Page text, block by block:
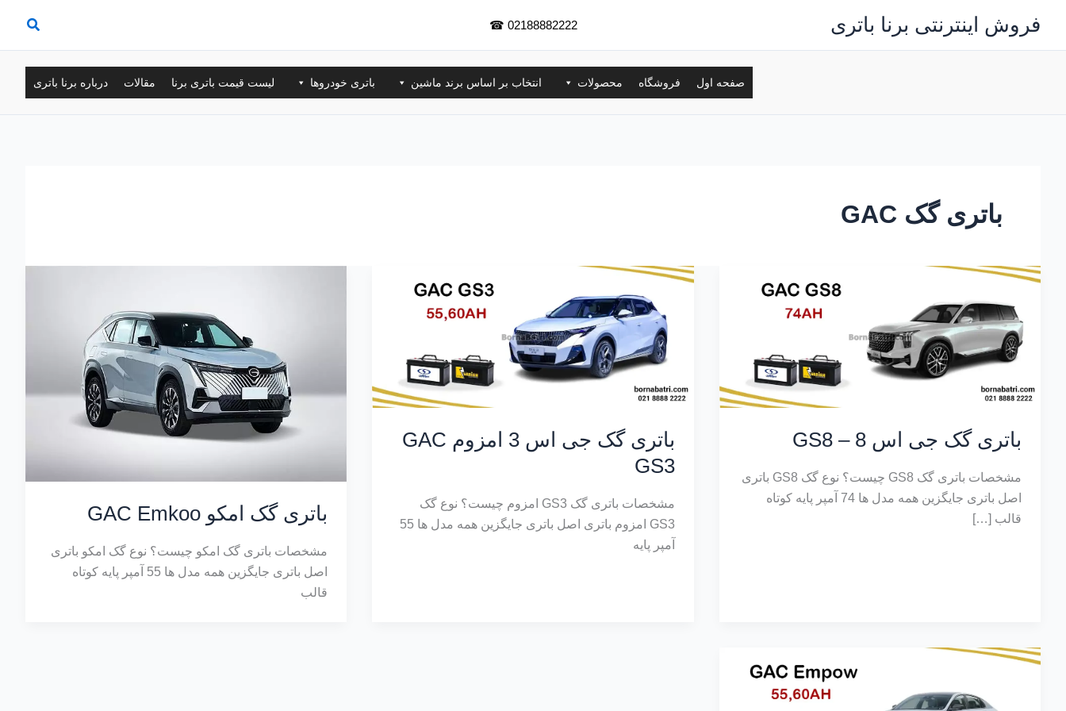
محتوا
فروش اینترنتی برنا باتری 02188882222
☎
صفحه اول فروشگاه محصولات انتخاب بر اساس برند ماشین باتری خودروها لیست قیمت باتری برنا مقالات درباره برنا باتری
باتری گک GAC
باتری گک جی اس 8 – GS8
مشخصات باتری گک GS8 چیست؟ نوع گک GS8 باتری
اصل باتری جایگزین همه مدل ها 74 آمپر پایه کوتاه
قالب […]
باتری گک جی اس 3 امزوم GAC
GS3
مشخصات باتری گک GS3 امزوم چیست؟ نوع گک
GS3 امزوم باتری اصل باتری جایگزین همه مدل ها 55
آمپر پایه
باتری گک امکو GAC Emkoo
مشخصات باتری گک امکو چیست؟ نوع گک امکو باتری
اصل باتری جایگزین همه مدل ها 55 آمپر پایه کوتاه
قالب